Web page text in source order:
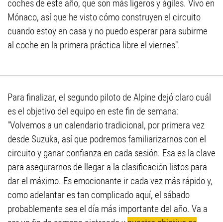
coches de este año, que son más ligeros y ágiles. Vivo en
Mónaco, así que he visto cómo construyen el circuito
cuando estoy en casa y no puedo esperar para subirme
al coche en la primera práctica libre el viernes".
Para finalizar, el segundo piloto de Alpine dejó claro cuál
es el objetivo del equipo en este fin de semana:
"Volvemos a un calendario tradicional, por primera vez
desde Suzuka, así que podremos familiarizarnos con el
circuito y ganar confianza en cada sesión. Esa es la clave
para asegurarnos de llegar a la clasificación listos para
dar el máximo. Es emocionante ir cada vez más rápido y,
como adelantar es tan complicado aquí, el sábado
probablemente sea el día más importante del año. Va a